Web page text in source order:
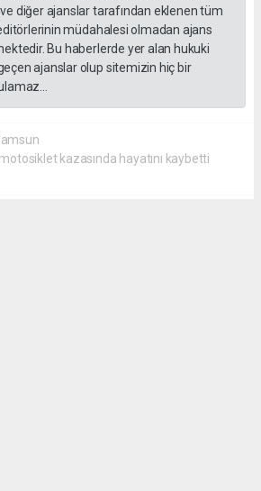
ve diğer ajanslar tarafından eklenen tüm
müdahalesi olmadan ajans
Bu haberlerde yer alan hukuki
ajanslar olup sitemizin hiç bir
kazasında hayatını kaybetti